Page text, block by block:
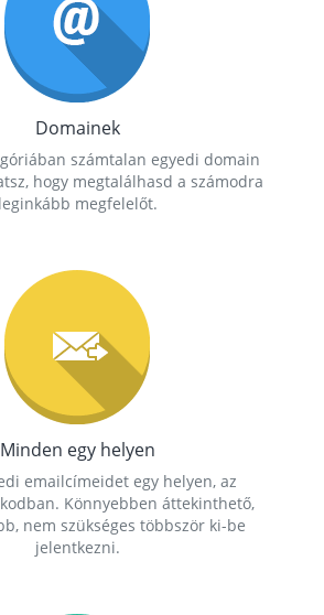
Domainek
számtalan egyedi domain
hogy megtalálhasd a számodra
leginkább megfelelőt.
Minden egy helyen
emailcímeidet egy helyen, az
Könnyebben áttekinthető,
nem szükséges többször ki-be
jelentkezni.